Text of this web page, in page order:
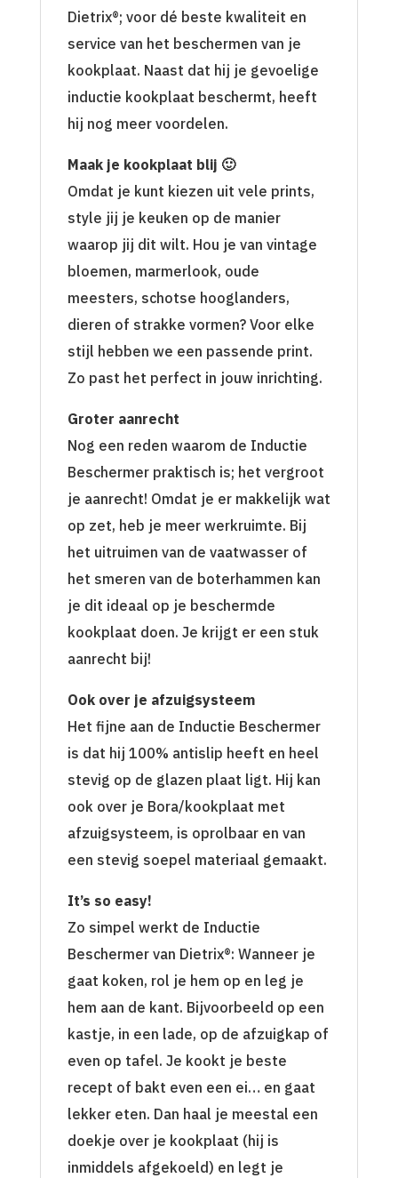
Dietrix®; voor dé beste kwaliteit en
service van het beschermen van je
kookplaat. Naast dat hij je gevoelige
inductie kookplaat beschermt, heeft
hij nog meer voordelen.
Maak je kookplaat blij 🙂
Omdat je kunt kiezen uit vele prints,
style jij je keuken op de manier
waarop jij dit wilt. Hou je van vintage
bloemen, marmerlook, oude
meesters, schotse hooglanders,
dieren of strakke vormen? Voor elke
stijl hebben we een passende print.
Zo past het perfect in jouw inrichting.
Groter aanrecht
Nog een reden waarom de Inductie
Beschermer praktisch is; het vergroot
je aanrecht! Omdat je er makkelijk wat
op zet, heb je meer werkruimte. Bij
het uitruimen van de vaatwasser of
het smeren van de boterhammen kan
je dit ideaal op je beschermde
kookplaat doen. Je krijgt er een stuk
aanrecht bij!
Ook over je afzuigsysteem
Het fijne aan de Inductie Beschermer
is dat hij 100% antislip heeft en heel
stevig op de glazen plaat ligt. Hij kan
ook over je Bora/kookplaat met
afzuigsysteem, is oprolbaar en van
een stevig soepel materiaal gemaakt.
It’s so easy!
Zo simpel werkt de Inductie
Beschermer van Dietrix®: Wanneer je
gaat koken, rol je hem op en leg je
hem aan de kant. Bijvoorbeeld op een
kastje, in een lade, op de afzuigkap of
even op tafel. Je kookt je beste
recept of bakt even een ei… en gaat
lekker eten. Dan haal je meestal een
doekje over je kookplaat (hij is
inmiddels afgekoeld) en legt je